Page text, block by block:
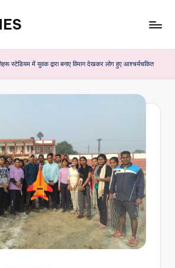
स्टेडियम में युवक द्वारा बनाए विमान देखकर लोग हुए आश्चर्यचकित